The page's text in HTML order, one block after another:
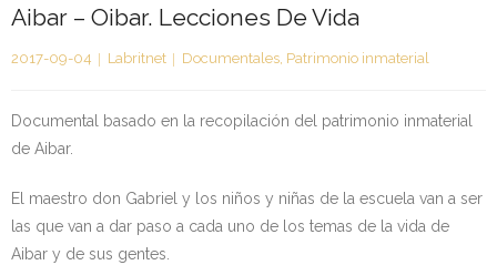
- KOI-aren kudeaketa | Gestión del PCI
- LABRIT
- Jabetza intelektuala | Propiedad intelectual
Aibar – Oibar. Lecciones De Vida
2017-09-04 Labritnet Documentales, Patrimonio inmaterial
Documental basado en la recopilación del patrimonio inmaterial
de Aibar.
El maestro don Gabriel y los niños y niñas de la escuela van a ser
las que van a dar paso a cada uno de los temas de la vida de
Aibar y de sus gentes.